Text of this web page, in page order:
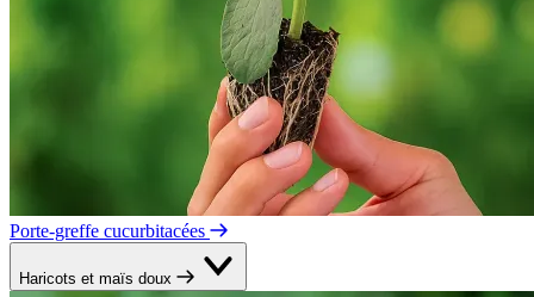
Porte-greffe cucurbitacées
Haricots et maïs doux